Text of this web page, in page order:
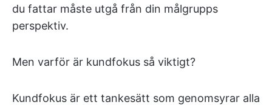
du fattar måste utgå från din målgrupps
perspektiv.
Men varför är kundfokus så viktigt?
Kundfokus är ett tankesätt som genomsyrar alla